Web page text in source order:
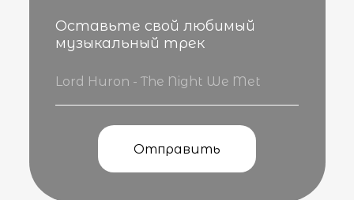
Оставьте свой любимый
музыкальный трек
Отправить